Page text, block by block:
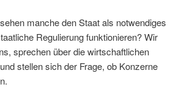
manche den Staat als notwendiges
Regulierung funktionieren? Wir
sprechen über die wirtschaftlichen
stellen sich der Frage, ob Konzerne